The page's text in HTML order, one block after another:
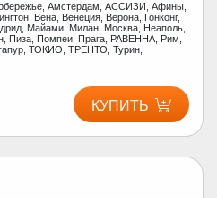
Амстердам, АССИЗИ, Афины,
Вена, Венеция, Верона, Гонконг,
Майами, Милан, Москва, Неаполь,
Пиза, Помпеи, Прага, РАВЕННА, Рим,
ТОКИО, ТРЕНТО, Турин,
КУПИТЬ